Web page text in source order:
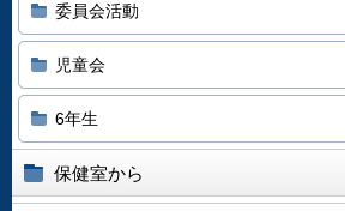
委員会活動
児童会
6年生
保健室から